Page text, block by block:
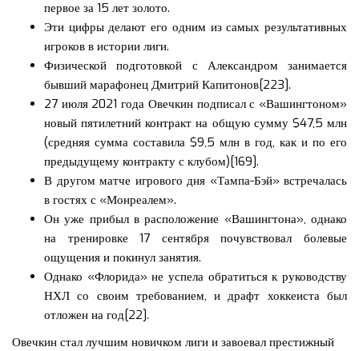
первое за 15 лет золото.
Эти цифры делают его одним из самых результативных
игроков в истории лиги.
Физической подготовкой с Александром занимается
бывший марафонец Дмитрий Капитонов[223].
27 июля 2021 года Овечкин подписал с «Вашингтоном»
новый пятилетний контракт на общую сумму $47,5 млн
(средняя сумма составила $9,5 млн в год, как и по его
предыдущему контракту с клубом)[169].
В другом матче игрового дня «Тампа-Бэй» встречалась
в гостях с «Монреалем».
Он уже прибыл в расположение «Вашингтона», однако
на тренировке 17 сентября почувствовал болевые
ощущения и покинул занятия.
Однако «Флорида» не успела обратиться к руководству
НХЛ со своим требованием, и драфт хоккеиста был
отложен на год[22].
Овечкин стал лучшим новичком лиги и завоевал престижный